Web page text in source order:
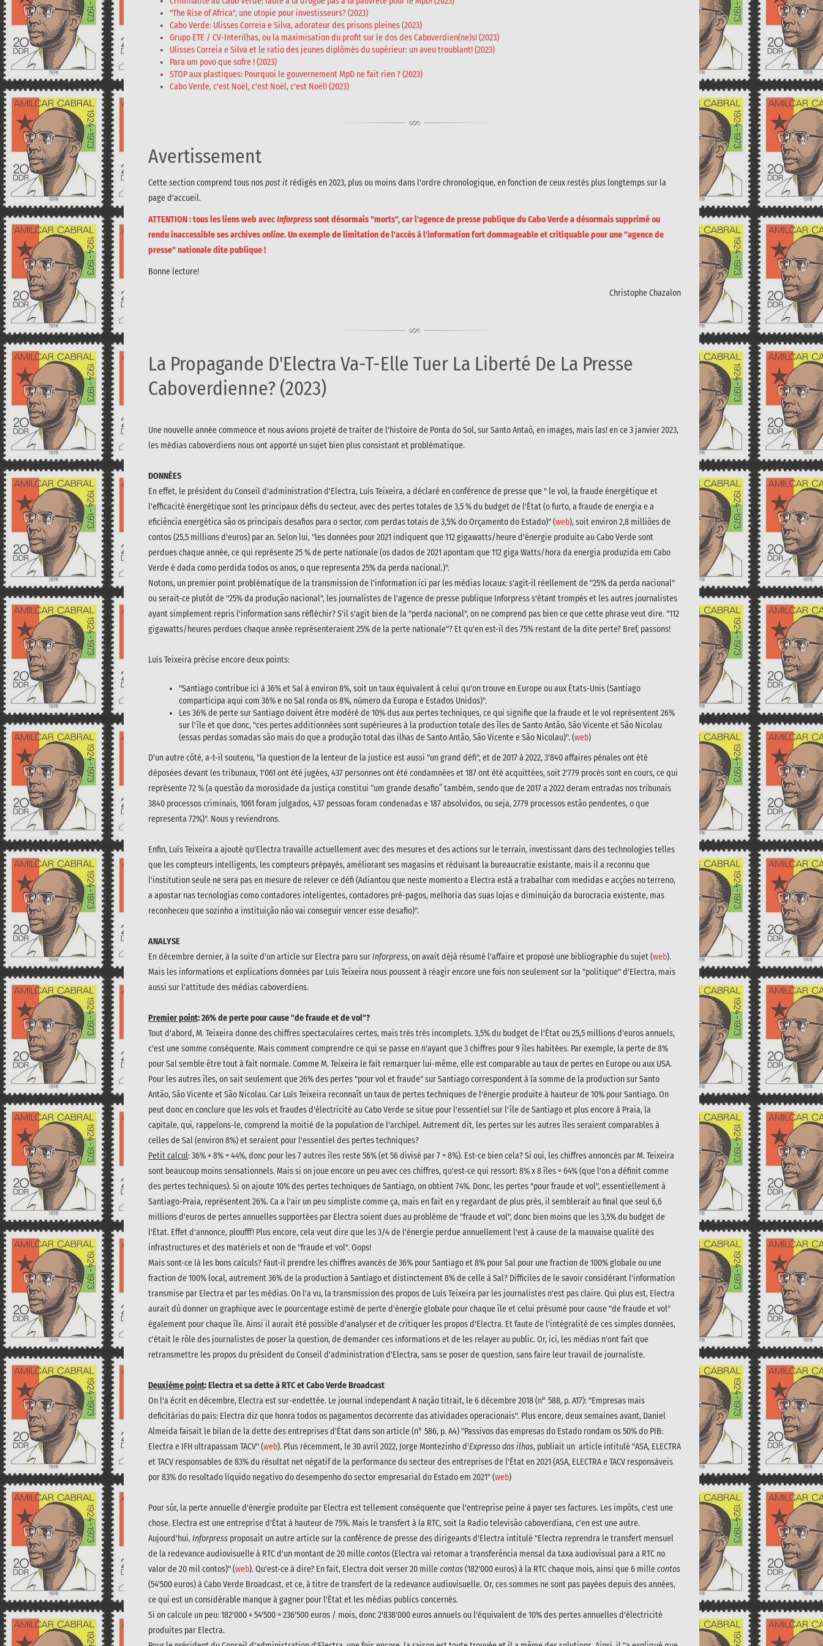
"The Rise of Africa", une utopie pour investisseurs? (2023)
Cabo Verde: Ulisses Correia e Silva, adorateur des prisons pleines (2023)
Grupo ETE / CV-Interilhas, ou la maximisation du profit sur le dos des Caboverdien(ne)s! (2023)
Ulisses Correia e Silva et le ratio des jeunes diplômés du supérieur: un aveu troublant! (2023)
Para um povo que sofre ! (2023)
STOP aux plastiques: Pourquoi le gouvernement MpD ne fait rien ? (2023)
Cabo Verde, c'est Noël, c'est Noël, c'est Noël! (2023)
Avertissement
Cette section comprend tous nospost it rédigés en 2023, plus ou moins dans l'ordre chronologique, en fonction de ceux restés plus longtemps sur la
page d'accueil.
ATTENTION : tous les liens web avecInforpresssont désormais "morts", car l'agence de presse publique du Cabo Verde a désormais supprimé ou
rendu inaccessible ses archivesonline. Un exemple de limitation de l'accès à l'information fort dommageable et critiquable pour une "agence de
presse" nationale dite publique !
Bonne lecture!
Christophe Chazalon
La Propagande D'Electra Va-T-Elle Tuer La Liberté De La Presse
Caboverdienne? (2023)
Une nouvelle année commence et nous avions projeté de traiter de l'histoire de Ponta do Sol, sur Santo Antaõ, en images, mais las! en ce 3 janvier 2023,
les médias caboverdiens nous ont apporté un sujet bien plus consistant et problématique.
DONNÉES
En effet, le président du Conseil d'administration d'Electra, Luís Teixeira, a déclaré en conférence de presse que " le vol, la fraude énergétique et
l'efficacité énergétique sont les principaux défis du secteur, avec des pertes totales de 3,5 % du budget de l'État (o furto, a fraude de energia e a
eficiência energética são os principais desafios para o sector, com perdas totais de 3,5% do Orçamento do Estado)" (web), soit environ 2,8 milliões de
contos (25,5 millions d'euros) par an. Selon lui, "les données pour 2021 indiquent que 112 gigawatts/heure d'énergie produite au CaboVerde sont
perdues chaque année, ce qui représente 25 % de perte nationale (os dados de 2021 apontam que 112 giga Watts/hora da energia produzida em Cabo
Verde é dada como perdida todos os anos, o que representa 25% da perda nacional.)".
Notons, un premier point problématique de la transmission de l'information ici par les médias locaux: s'agit-il réellement de "25% da perda nacional"
ou serait-ce plutôt de "25% da produção nacional", les journalistes de l'agence de presse publique Inforpress s'étant trompés et les autres journalistes
ayant simplement repris l'information sans réfléchir? S'il s'agit bien de la "perda nacional", on ne comprend pas bien ce que cette phrase veut dire. "112
gigawatts/heures perdues chaque année représenteraient 25% de la perte nationale"? Et qu'en est-il des 75% restant de la dite perte? Bref, passons!
Luís Teixeira précise encore deux points:
"Santiago contribue ici à 36% et Sal à environ 8%, soit un taux équivalent à celui qu'on trouve en Europe ou aux États-Unis (Santiago
comparticipa aqui com 36% e no Sal ronda os 8%, número da Europa e Estados Unidos)".
Les 36% de perte sur Santiago doivent être modéré de 10% dus aux pertes techniques, ce qui signifie que la fraude et le vol représentent 26%
sur l'île et que donc, "ces pertes additionnées sont supérieures à la production totale des îles de Santo Antão, São Vicente et São Nicolau
(essas perdas somadas são mais do que a produção total das ilhas de Santo Antão, São Vicente e São Nicolau)". (web)
D'un autre côté, a-t-il soutenu, "la question de la lenteur de la justice est aussi "un grand défi", et de 2017 à 2022, 3'840 affaires pénales ont été
déposées devant les tribunaux, 1'061 ont été jugées, 437 personnes ont été condamnées et 187 ont été acquittées, soit 2'779 procès sont en cours, ce qui
représente 72 % (a questão da morosidade da justiça constitui “um grande desafio” também, sendo que de 2017 a 2022 deram entradas nos tribunais
3840 processos criminais, 1061 foram julgados, 437 pessoas foram condenadas e 187 absolvidos, ou seja, 2779 processos estão pendentes, o que
representa 72%)". Nous y reviendrons.
Enfin, Luís Teixeira a ajouté qu'Electra travaille actuellement avec des mesures et des actions sur le terrain, investissant dans des technologies telles
que les compteurs intelligents, les compteurs prépayés, améliorant ses magasins et réduisant la bureaucratie existante, mais il a reconnu que
l'institution seule ne sera pas en mesure de relever ce défi (Adiantou que neste momento a Electra está a trabalhar com medidas e acções no terreno,
a apostar nas tecnologias como contadores inteligentes, contadores pré-pagos, melhoria das suas lojas e diminuição da burocracia existente, mas
reconheceu que sozinho a instituição não vai conseguir vencer esse desafio)".
ANALYSE
En décembre dernier, à la suite d'un article sur Electra paru surInforpress, on avait déjà résumé l'affaire et proposé une bibliographie du sujet (web).
Mais les informations et explications données par Luís Teixeira nous poussent à réagir encore une fois non seulement sur la "politique" d'Electra, mais
aussi sur l'attitude des médias caboverdiens.
Premier point: 26% de perte pour cause "de fraude et de vol"?
Tout d'abord, M. Teixeira donne des chiffres spectaculaires certes, mais très très incomplets. 3,5% du budget de l'État ou 25,5 millions d'euros annuels,
c'est une somme conséquente. Mais comment comprendre ce qui se passe en n'ayant que 3 chiffres pour 9 îles habitées. Par exemple, la perte de 8%
pour Sal semble être tout à fait normale. Comme M. Teixeira le fait remarquer lui-même, elle est comparable au taux de pertes en Europe ou aux USA.
Pour les autres îles, on sait seulement que 26% des pertes "pour vol et fraude" sur Santiago correspondent à la somme de la production sur Santo
Antão, São Vicente et São Nicolau. Car Luís Teixeira reconnaît un taux de pertes techniques de l'énergie produite à hauteur de 10% pour Santiago. On
peut donc en conclure que les vols et fraudes d'électricité au Cabo Verde se situe pour l'essentiel sur l'île de Santiago et plus encore à Praia, la
capitale, qui, rappelons-le, comprend la moitié de la population de l'archipel. Autrement dit, les pertes sur les autres îles seraient comparables à
celles de Sal (environ 8%) et seraient pour l'essentiel des pertes techniques?
Petit calcul: 36% + 8% = 44%, donc pour les 7 autres îles reste 56% (et 56 divisé par 7 = 8%). Est-ce bien cela? Si oui, les chiffres annoncés par M. Teixeira
sont beaucoup moins sensationnels.Mais si on joue encore un peu avec ces chiffres, qu'est-ce qui ressort: 8% x 8 îles = 64% (que l'on a définit comme
des pertes techniques). Si on ajoute 10% des pertes techniques de Santiago, on obtient 74%. Donc, les pertes "pour fraude et vol", essentiellement à
Santiago-Praia, représentent 26%. Ca a l'air un peu simpliste comme ça, mais en fait en y regardant de plus près, il semblerait au final que seul 6,6
millions d'euros de pertes annuelles supportées par Electra soient dues au problème de "fraude et vol", donc bien moins que les 3,5% du budget de
l'État. Effet d'annonce, ploufff! Plus encore, cela veut dire que les 3/4 de l'énergie perdue annuellement l'est à cause de la mauvaise qualité des
infrastructures et des matériels et non de "fraude et vol". Oops!
Mais sont-ce là les bons calculs? Faut-il prendre les chiffres avancés de 36% pour Santiago et 8% pour Sal pour une fraction de 100% globale ou une
fraction de 100% local, autrement 36% de la production à Santiago et distinctement 8% de celle à Sal? Difficiles de le savoir considérant l'information
transmise par Electra et par les médias. On l'a vu, la transmission des propos de Luís Teixeira par les journalistes n'est pas claire. Qui plus est, Electra
aurait dû donner un graphique avec le pourcentage estimé de perte d'énergie globale pour chaque île et celui présumé pour cause "de fraude et vol"
également pour chaque île. Ainsi il aurait été possible d'analyser et de critiquer les propos d'Electra. Et faute de l'intégralité de ces simples données,
c'était le rôle des journalistes de poser la question, de demander ces informations et de les relayer au public. Or, ici, les médias n'ont fait que
retransmettre les propos du président du Conseil d'administration d'Electra, sans se poser de question, sans faire leur travail de journaliste.
Deuxième point: Electra et sa dette à RTC et Cabo Verde Broadcast
On l'a écrit en décembre, Electra est sur-endettée. Le journal independant A nação titrait, le 6 décembre 2018 (n° 588, p. A17): "Empresas mais
deficitárias do país: Electra diz que honra todos os pagamentos decorrente das atividades operacionais". Plus encore, deux semaines avant, Daniel
Almeida faisait le bilan de la dette des entreprises d'État dans son article (n° 586, p. A4) "Passivos das empresas do Estado rondam os 50% do PIB:
Electra e IFH ultrapassam TACV" (web). Plus récemment, le 30 avril 2022, Jorge Montezinho d'Expresso das ilhas, publiait un article intitulé "ASA, ELECTRA
et TACV responsables de 83% du résultat net négatif de la performance du secteur des entreprises de l'État en 2021 (ASA, ELECTRA e TACV responsáveis
por 83% do resultado líquido negativo do desempenho do sector empresarial do Estado em 2021" (web)
Pour sûr, la perte annuelle d'énergie produite par Electra est tellement conséquente que l'entreprise peine à payer ses factures. Les impôts, c'est une
chose. Electra est une entreprise d'État à hauteur de 75%. Mais le transfert à la RTC, soit la Radio televisão caboverdiana, c'en est une autre.
Aujourd'hui,Inforpress proposait un autre article sur la conférence de presse des dirigeants d'Electra intitulé "Electra reprendra le transfert mensuel
de la redevance audiovisuelle à RTC d'un montant de 20 millecontos(Electra vai retomar a transferência mensal da taxa audiovisual para a RTC no
valor de 20 mil contos)" (web). Qu'est-ce à dire? En fait, Electra doit verser 20 millecontos(182'000 euros) à la RTC chaque mois, ainsi que 6 millecontos
(54'500 euros) à Cabo Verde Broadcast, et ce, à titre de transfert de la redevance audiovisuelle. Or, ces sommes ne sont pas payées depuis des années,
ce qui est un considérable manque à gagner pour l'État et les médias publics concernés.
Si on calcule un peu: 182'000 + 54'500 = 236'500 euros / mois, donc 2'838'000 euros annuels ou l'équivalent de 10% des pertes annuelles d'électricité
produites par Electra.